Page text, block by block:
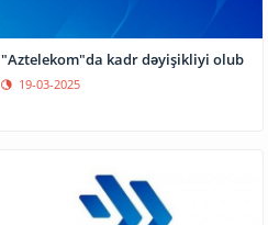
"Aztelekom"da kadr dəyişikliyi olub
19-03-2025